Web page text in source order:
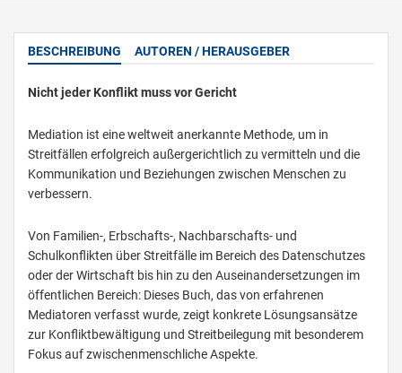
BESCHREIBUNG AUTOREN / HERAUSGEBER
Nicht jeder Konflikt muss vor Gericht
Mediation ist eine weltweit anerkannte Methode, um in
Streitfällen erfolgreich außergerichtlich zu vermitteln und die
Kommunikation und Beziehungen zwischen Menschen zu
verbessern.
Von Familien-, Erbschafts-, Nachbarschafts- und
Schulkonflikten über Streitfälle im Bereich des Datenschutzes
oder der Wirtschaft bis hin zu den Auseinandersetzungen im
öffentlichen Bereich: Dieses Buch, das von erfahrenen
Mediatoren verfasst wurde, zeigt konkrete Lösungsansätze
zur Konfliktbewältigung und Streitbeilegung mit besonderem
Fokus auf zwischenmenschliche Aspekte.